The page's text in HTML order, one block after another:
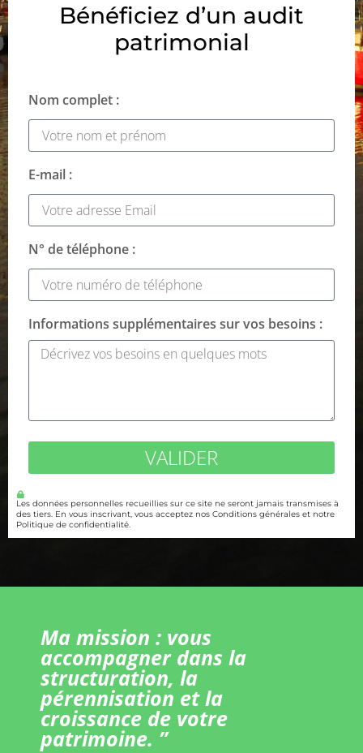
Bénéficiez d’un audit
patrimonial
Nom complet :
E-mail :
N° de téléphone :
Informations supplémentaires sur vos besoins :
VALIDER
Les données personnelles recueillies sur ce site ne seront jamais transmises à
des tiers. En vous inscrivant, vous acceptez nos Conditions générales et notre
Politique de confidentialité.
Ma mission : vous
accompagner dans la
structuration, la
pérennisation et la
croissance de votre
patrimoine. ”